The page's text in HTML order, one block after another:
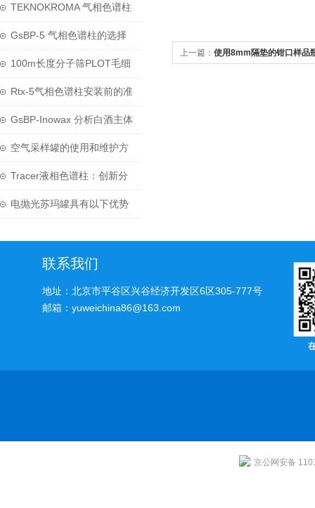
化
TEKNOKROMA 气相色谱柱
替代 岛津、AGILENT、
SUPELCO、 RESTEK 等品
牌
GsBP-5 气相色谱柱的选择
与处理方式
100m长度分子筛PLOT毛细
柱应用于无机气体分析
Rtx-5气相色谱柱安装前的准
备工作有哪些？
GsBP-Inowax 分析白酒主体
香源物质
空气采样罐的使用和维护方
法
Tracer液相色谱柱：创新分
离技术的力量
电抛光苏玛罐具有以下优势
上一篇： 使用8mm隔垫的钳口样品
联系我们
地址：北京市平谷区兴谷经济开发区6区305-777号
邮箱：yuweichina86@163.com
京公网安备